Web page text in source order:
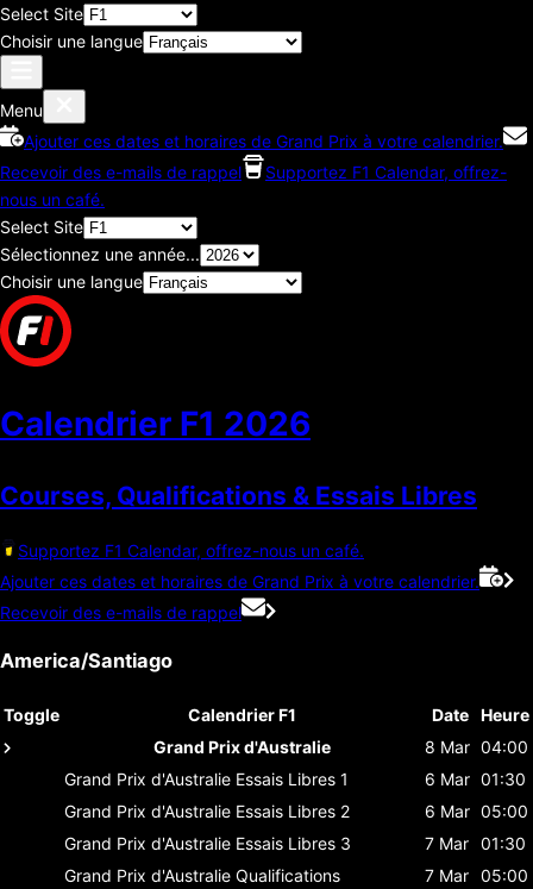
Select Site
Choisir une langue
Menu
Ajouter ces dates et horaires de Grand Prix à votre calendrier.
Recevoir des e-mails de rappel
Supportez F1 Calendar, offrez-
nous un café.
Select Site
Sélectionnez une année...
Choisir une langue
Calendrier F1 2026
Courses, Qualifications & Essais Libres
Supportez F1 Calendar, offrez-nous un café.
Ajouter ces dates et horaires de Grand Prix à votre calendrier.
Recevoir des e-mails de rappel
America/Santiago
Toggle Calendrier F1 Date Heure
Grand Prix d'Australie
8 Mar 04:00
Grand Prix d'Australie Essais Libres 1 6 Mar 01:30
Grand Prix d'Australie Essais Libres 2 6 Mar 05:00
Grand Prix d'Australie Essais Libres 3 7 Mar 01:30
Grand Prix d'Australie Qualifications 7 Mar 05:00